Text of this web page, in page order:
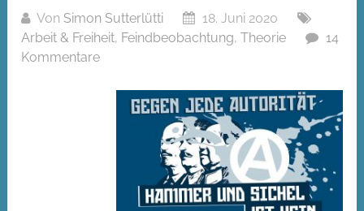
Von Simon Sutterlütti
18. Juni 2020
Arbeit & Freiheit, Feindbeobachtung,Theorie
14
Kommentare